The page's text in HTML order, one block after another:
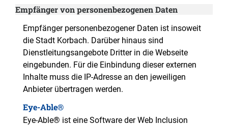
Empfänger von personenbezogenen Daten
Empfänger personenbezogener Daten ist insoweit
die Stadt Korbach. Darüber hinaus sind
Dienstleitungsangebote Dritter in die Webseite
eingebunden. Für die Einbindung dieser externen
Inhalte muss die IP-Adresse an den jeweiligen
Anbieter übertragen werden.
Eye-Able®
Eye-Able® ist eine Software der Web Inclusion